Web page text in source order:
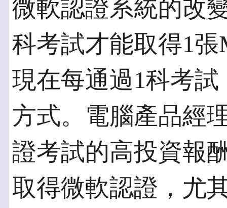
微軟認證系統的改
科考試才能取得1
現在每通過1科考
方式。電腦產品經
證考試的高投資報
取得微軟認證，尤